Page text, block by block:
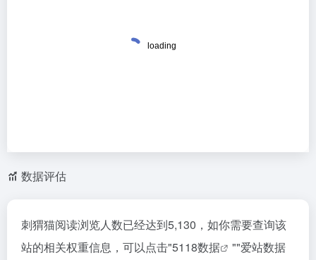
数据评估
刺猬猫阅读浏览人数已经达到5,130，如你需要查询该
站的相关权重信息，可以点击"5118数据 ""爱站数据